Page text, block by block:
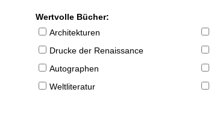
Wertvolle Bücher:
Architekturen
Drucke der Renaissance
Autographen
Weltliteratur